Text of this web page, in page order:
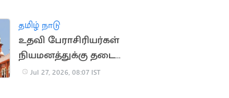
ரத்து
தமிழ் நாடு
உதவி பேராசிரியர்கள்
நியமனத்துக்கு தடை
கோரிய மனு வாபஸ்
Jul 27, 2026, 08:07 IST